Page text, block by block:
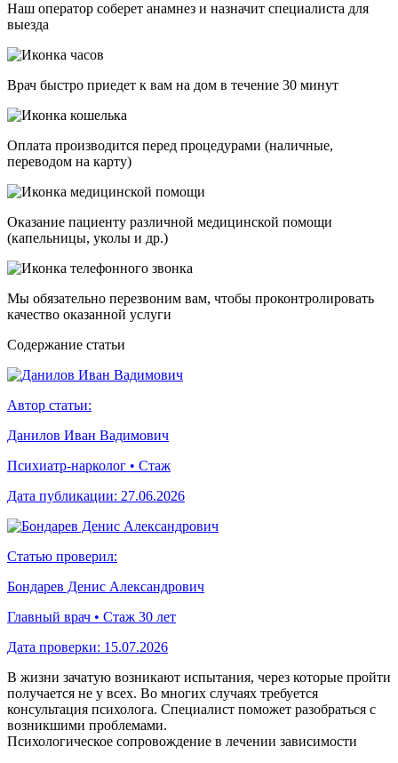
Наш оператор соберет анамнез и назначит специалиста для
выезда
Врач быстро приедет к вам на дом в течение 30 минут
Оплата производится перед процедурами (наличные,
переводом на карту)
Оказание пациенту различной медицинской помощи
(капельницы, уколы и др.)
Мы обязательно перезвоним вам, чтобы проконтролировать
качество оказанной услуги
Cодержание статьи
Автор статьи:
Данилов Иван Вадимович
Психиатр-нарколог • Стаж
Дата публикации: 27.06.2026
Статью проверил:
Бондарев Денис Александрович
Главный врач • Стаж 30 лет
Дата проверки: 15.07.2026
В жизни зачатую возникают испытания, через которые пройти
получается не у всех. Во многих случаях требуется
консультация психолога. Специалист поможет разобраться с
возникшими проблемами.
Психологическое сопровождение в лечении зависимости